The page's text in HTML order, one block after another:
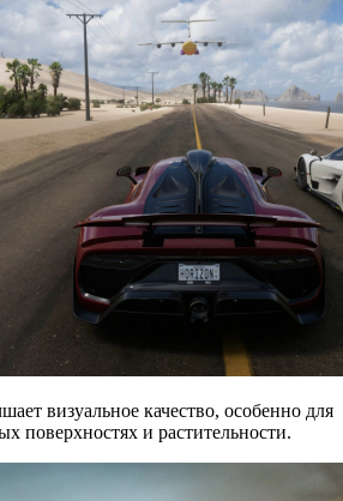
визуальное качество, особенно для
поверхностях и растительности.